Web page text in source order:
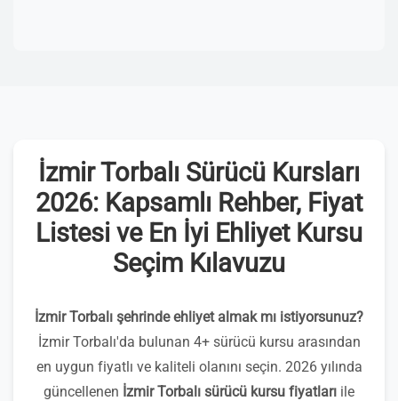
İzmir Torbalı Sürücü Kursları
2026: Kapsamlı Rehber, Fiyat
Listesi ve En İyi Ehliyet Kursu
Seçim Kılavuzu
İzmir Torbalı şehrinde ehliyet almak mı istiyorsunuz?
İzmir Torbalı'da bulunan 4+ sürücü kursu arasından
en uygun fiyatlı ve kaliteli olanını seçin. 2026 yılında
güncellenen İzmir Torbalı sürücü kursu fiyatları ile